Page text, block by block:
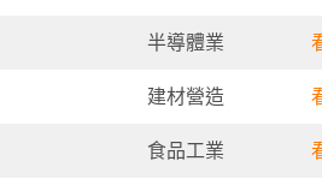
半導體業
建材營造
食品工業